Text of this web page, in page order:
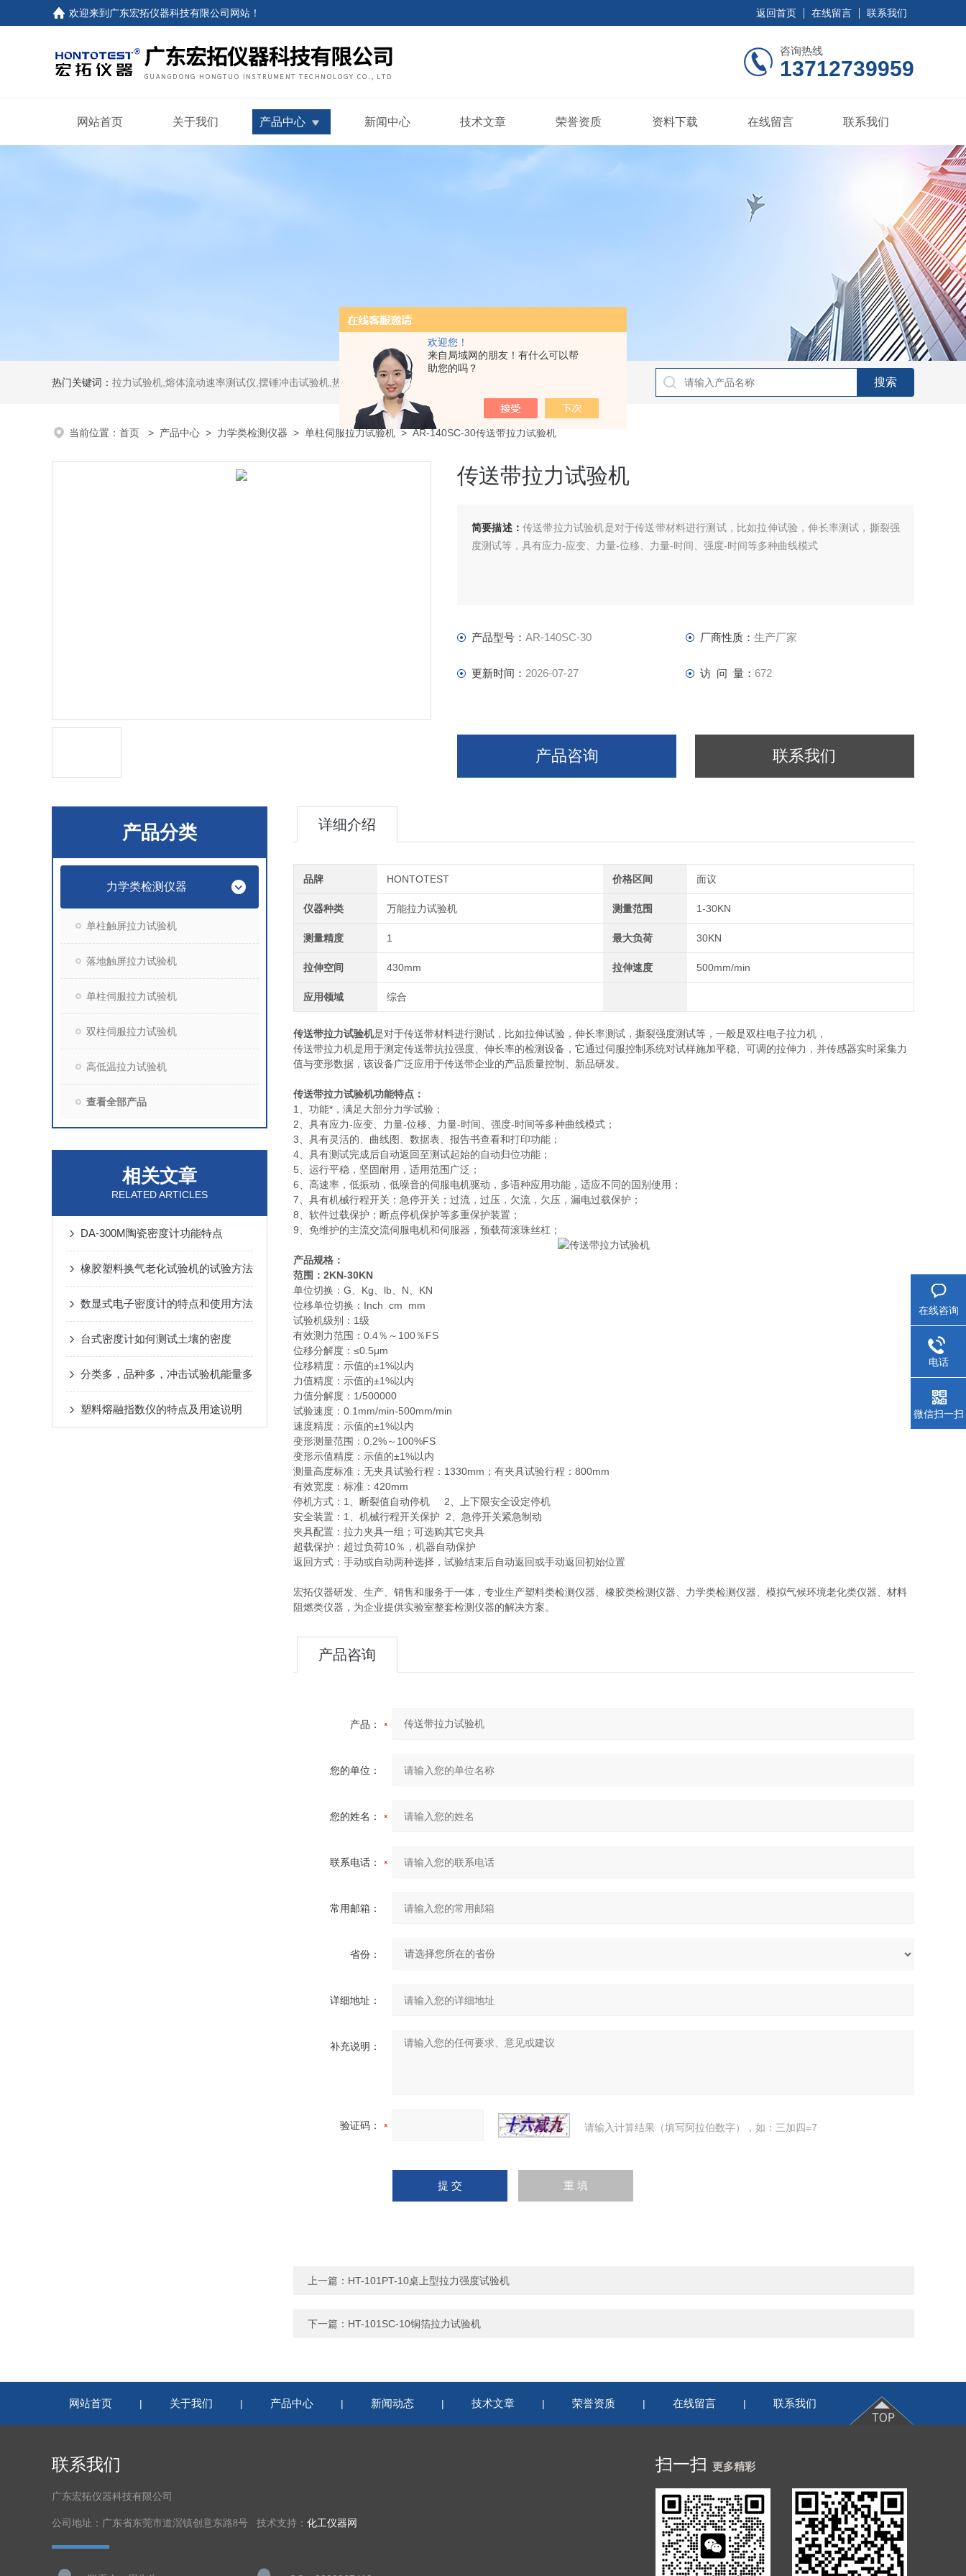
欢迎您！
来自局域网的朋友！有什么可以帮
助您的吗？
欢迎来到 广东宏拓仪器科技有限公司网站 ！ 返回首页 在线留言 联系我们
咨询热线
13712739959
网站首页 关于我们 产品中心 新闻中心 技术文章 荣誉资质 资料下载 在线留言 联系我们
热门关键词： 拉力试验机,熔体流动速率测试仪,摆锤冲击试验机,热变形维卡试验机,密度测试仪,水平垂直燃烧试验机,针焰试验机,恒温恒湿试验机,UV紫外线老化试验机,DSC差示扫描量热仪
当前位置： 首页 > 产品中心 > 力学类检测仪器 > 单柱伺服拉力试验机 > AR-140SC-30传送带拉力试验机
传送带拉力试验机
简要描述： 传送带拉力试验机是对于传送带材料进行测试，比如拉伸试验，伸长率测试，撕裂强
度测试等，具有应力-应变、力量-位移、力量-时间、强度-时间等多种曲线模式
产品型号： AR-140SC-30 厂商性质： 生产厂家
更新时间： 2026-07-27 访 问 量： 672
产品咨询 联系我们
产品分类
力学类检测仪器
单柱触屏拉力试验机
落地触屏拉力试验机
单柱伺服拉力试验机
双柱伺服拉力试验机
高低温拉力试验机
查看全部产品
相关文章
RELATED ARTICLES
DA-300M陶瓷密度计功能特点
橡胶塑料换气老化试验机的试验方法
数显式电子密度计的特点和使用方法
台式密度计如何测试土壤的密度
分类多，品种多，冲击试验机能量多
塑料熔融指数仪的特点及用途说明
详细介绍
品牌 HONTOTEST 价格区间 面议
仪器种类 万能拉力试验机 测量范围 1-30KN
测量精度 1 最大负荷 30KN
拉伸空间 430mm 拉伸速度 500mm/min
应用领域 综合
传送带拉力试验机是对于传送带材料进行测试，比如拉伸试验，伸长率测试，撕裂强度测试等，一般是双柱电子拉力机，
传送带拉力机是用于测定传送带抗拉强度、伸长率的检测设备，它通过伺服控制系统对试样施加平稳、可调的拉伸力，并传感器实时采集力
值与变形数据，该设备广泛应用于传送带企业的产品质量控制、新品研发。
传送带拉力试验机功能特点：
1、功能*，满足大部分力学试验；
2、具有应力-应变、力量-位移、力量-时间、强度-时间等多种曲线模式；
3、具有灵活的、曲线图、数据表、报告书查看和打印功能；
4、具有测试完成后自动返回至测试起始的自动归位功能；
5、运行平稳，坚固耐用，适用范围广泛；
6、高速率，低振动，低噪音的伺服电机驱动，多语种应用功能，适应不同的国别使用；
7、具有机械行程开关；急停开关；过流，过压，欠流，欠压，漏电过载保护；
8、软件过载保护；断点停机保护等多重保护装置；
9、免维护的主流交流伺服电机和伺服器，预载荷滚珠丝杠；
产品规格：
范围：2KN-30KN
单位切换：G、Kg、lb、N、KN
位移单位切换：Inch cm mm
试验机级别：1级
有效测力范围：0.4％～100％FS
位移分解度：≤0.5μm
位移精度：示值的±1%以内
力值精度：示值的±1%以内
力值分解度：1/500000
试验速度：0.1mm/min-500mm/min
速度精度：示值的±1%以内
变形测量范围：0.2%～100%FS
变形示值精度：示值的±1%以内
测量高度标准：无夹具试验行程：1330mm；有夹具试验行程：800mm
有效宽度：标准：420mm
停机方式：1、断裂值自动停机 2、上下限安全设定停机
安全装置：1、机械行程开关保护 2、急停开关紧急制动
夹具配置：拉力夹具一组；可选购其它夹具
超载保护：超过负荷10％，机器自动保护
返回方式：手动或自动两种选择，试验结束后自动返回或手动返回初始位置
宏拓仪器研发、生产、销售和服务于一体，专业生产塑料类检测仪器、橡胶类检测仪器、力学类检测仪器、模拟气候环境老化类仪器、材料
阻燃类仪器，为企业提供实验室整套检测仪器的解决方案。
产品咨询
产品：
您的单位：
您的姓名：
联系电话：
常用邮箱：
省份：
详细地址：
补充说明：
验证码： 请输入计算结果（填写阿拉伯数字），如：三加四=7
上一篇： HT-101PT-10桌上型拉力强度试验机
下一篇： HT-101SC-10铜箔拉力试验机
网站首页 | 关于我们 | 产品中心 | 新闻动态 | 技术文章 | 荣誉资质 | 在线留言 | 联系我们
联系我们
广东宏拓仪器科技有限公司
公司地址：广东省东莞市道滘镇创意东路8号 技术支持： 化工仪器网
扫一扫 更多精彩
在线咨询
电话
微信扫一扫